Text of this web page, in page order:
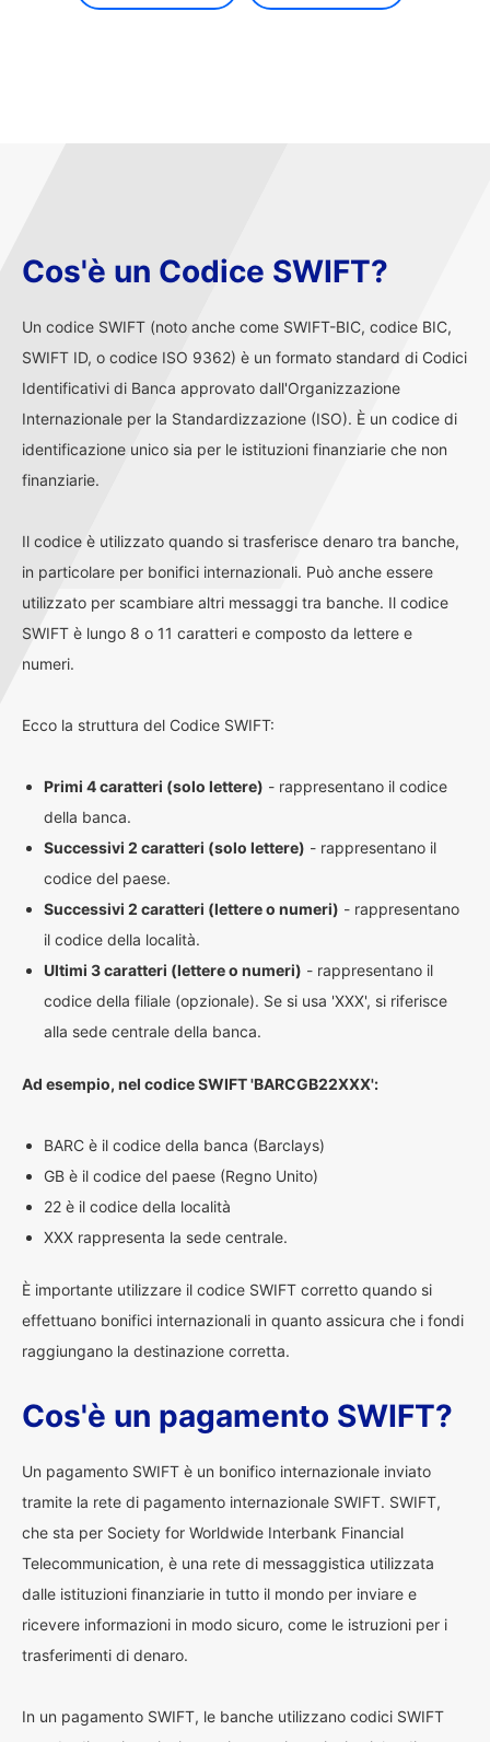
Cos'è un Codice SWIFT?
Un codice SWIFT (noto anche come SWIFT-BIC, codice BIC,
SWIFT ID, o codice ISO 9362) è un formato standard di Codici
Identificativi di Banca approvato dall'Organizzazione
Internazionale per la Standardizzazione (ISO). È un codice di
identificazione unico sia per le istituzioni finanziarie che non
finanziarie.
Il codice è utilizzato quando si trasferisce denaro tra banche,
in particolare per bonifici internazionali. Può anche essere
utilizzato per scambiare altri messaggi tra banche. Il codice
SWIFT è lungo 8 o 11 caratteri e composto da lettere e
numeri.
Ecco la struttura del Codice SWIFT:
Primi 4 caratteri (solo lettere) - rappresentano il codice
della banca.
Successivi 2 caratteri (solo lettere) - rappresentano il
codice del paese.
Successivi 2 caratteri (lettere o numeri) - rappresentano
il codice della località.
Ultimi 3 caratteri (lettere o numeri) - rappresentano il
codice della filiale (opzionale). Se si usa 'XXX', si riferisce
alla sede centrale della banca.
Ad esempio, nel codice SWIFT 'BARCGB22XXX':
BARC è il codice della banca (Barclays)
GB è il codice del paese (Regno Unito)
22 è il codice della località
XXX rappresenta la sede centrale.
È importante utilizzare il codice SWIFT corretto quando si
effettuano bonifici internazionali in quanto assicura che i fondi
raggiungano la destinazione corretta.
Cos'è un pagamento SWIFT?
Un pagamento SWIFT è un bonifico internazionale inviato
tramite la rete di pagamento internazionale SWIFT. SWIFT,
che sta per Society for Worldwide Interbank Financial
Telecommunication, è una rete di messaggistica utilizzata
dalle istituzioni finanziarie in tutto il mondo per inviare e
ricevere informazioni in modo sicuro, come le istruzioni per i
trasferimenti di denaro.
In un pagamento SWIFT, le banche utilizzano codici SWIFT